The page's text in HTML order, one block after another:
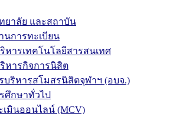
ยาลัย และสถาบัน
นการทะเบียน
หารเทคโนโลยีสารสนเทศ
หารกิจการนิสิต
บริหารสโมสรนิสิตจุฬาฯ (อบจ.)
ศึกษาทั่วไป
เมินออนไลน์ (MCV)